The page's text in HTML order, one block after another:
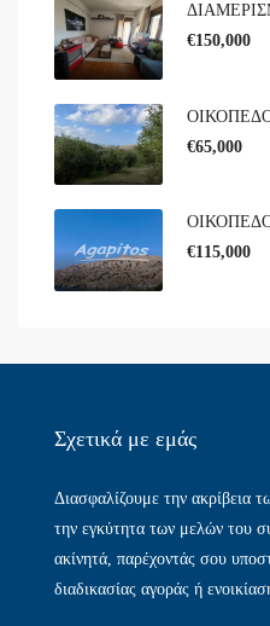
€150,000
€65,000
€115,000
Σχετικά με εμάς​
Διασφαλίζουμε την ακρίβεια
την εγκύτητα των μελών του
ακίνητά, παρέχοντάς σου
διαδικασίας αγοράς ή